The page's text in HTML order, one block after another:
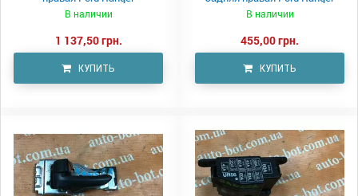
В наличии
1 137,50 грн.
КУПИТЬ
В наличии
455,00 грн.
КУПИТЬ